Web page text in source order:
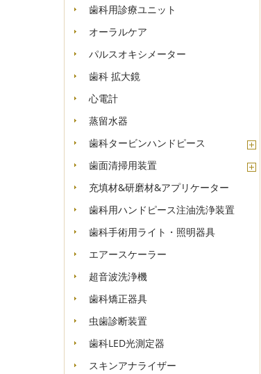
歯科用診療ユニット
オーラルケア
パルスオキシメーター
歯科 拡大鏡
心電計
蒸留水器
歯科タービンハンドピース
歯面清掃用装置
充填材&研磨材&アプリケーター
歯科用ハンドピース注油洗浄装置
歯科手術用ライト・照明器具
エアースケーラー
超音波洗浄機
歯科矯正器具
虫歯診断装置
歯科LED光測定器
スキンアナライザー